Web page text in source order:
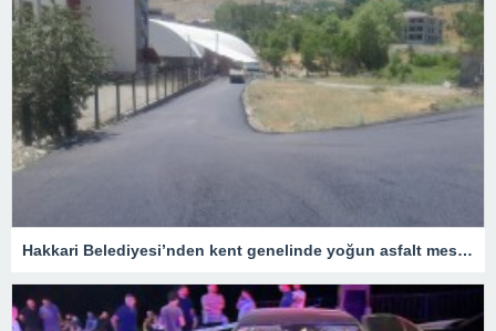
Hakkari Belediyesi’nden kent genelinde yoğun asfalt mesaisi